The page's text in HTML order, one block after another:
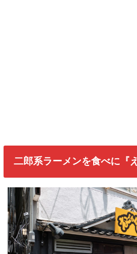
二郎系ラーメンを食べに『